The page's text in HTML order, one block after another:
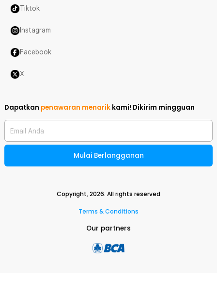
Tiktok
Instagram
Facebook
X
Dapatkan penawaran menarik kami! Dikirim mingguan
Email Anda
Mulai Berlangganan
Copyright,2026. All rights reserved
Terms & Conditions
Our partners